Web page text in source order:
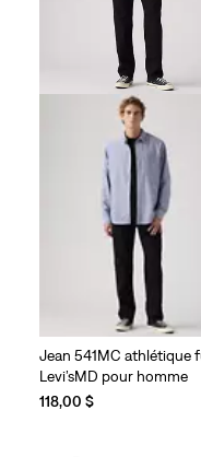
Jean 541MC athlétique
Levi’sMD pour homme
118,00 $